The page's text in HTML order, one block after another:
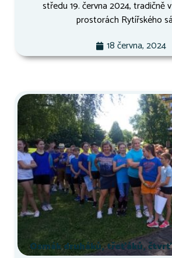
středu 19. června 2024, tradičně
prostorách Rytířského
18 června, 2024
Osmák druháků, třeťáků,